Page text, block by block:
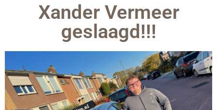
Xander Vermeer
geslaagd!!!